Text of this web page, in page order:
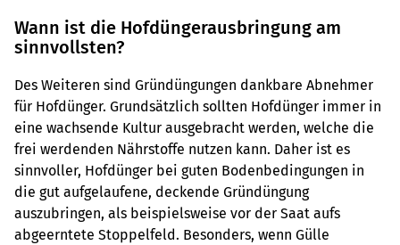
Wann ist die Hofdüngerausbringung am
sinnvollsten?
Des Weiteren sind Gründüngungen dankbare Abnehmer
für Hofdünger. Grundsätzlich sollten Hofdünger immer in
eine wachsende Kultur ausgebracht werden, welche die
frei werdenden Nährstoffe nutzen kann. Daher ist es
sinnvoller, Hofdünger bei guten Bodenbedingungen in
die gut aufgelaufene, deckende Gründüngung
auszubringen, als beispielsweise vor der Saat aufs
abgeerntete Stoppelfeld. Besonders, wenn Gülle